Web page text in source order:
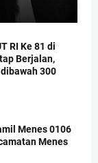
RI Ke 81 di
Berjalan,
300
Menes 0106
Menes